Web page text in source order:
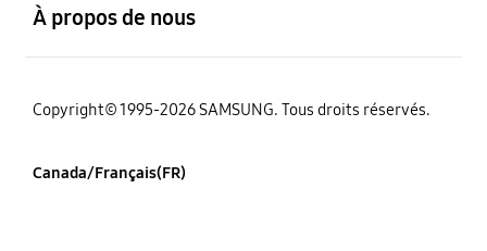
À propos de nous
Copyright© 1995-2026 SAMSUNG. Tous droits réservés.
Canada/Français(FR)